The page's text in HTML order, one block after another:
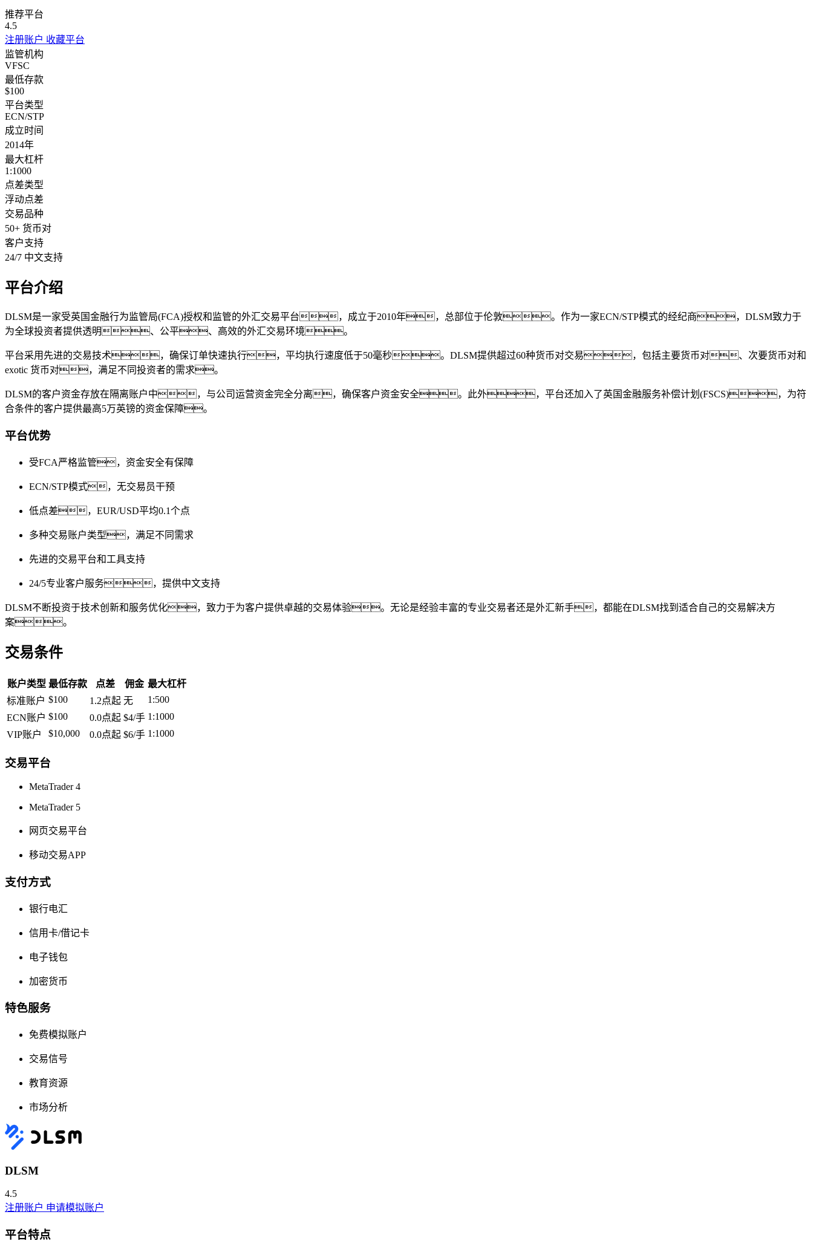
推荐平台
4.5
注册账户 收藏平台
监管机构
VFSC
最低存款
$100
平台类型
ECN/STP
成立时间
2014年
最大杠杆
1:1000
点差类型
浮动点差
交易品种
50+ 货币对
客户支持
24/7 中文支持
平台介绍
DLSM是一家受英国金融行为监管局(FCA)授权和监管的外汇交易平台，成立于2010年，总部位于伦敦。作为一家ECN/STP模式的经纪商， DLSM致力于
为全球投资者提供透明、公平、高效的外汇交易环境。
平台采用先进的交易技术，确保订单快速执行，平均执行速度低于50毫秒。 DLSM提供超过60种货币对交易，包括主要货币对、次要货币对和
exotic 货币对，满足不同投资者的需求。
DLSM的客户资金存放在隔离账户中，与公司运营资金完全分离，确保客户资金安全。此外，平台还加入了英国金融服务补偿计划(FSCS)，为符
合条件的客户提供最高5万英镑的资金保障。
平台优势
受FCA严格监管，资金安全有保障
ECN/STP模式，无交易员干预
低点差，EUR/USD平均0.1个点
多种交易账户类型，满足不同需求
先进的交易平台和工具支持
24/5专业客户服务，提供中文支持
DLSM不断投资于技术创新和服务优化，致力于为客户提供卓越的交易体验。无论是经验丰富的专业交易者还是外汇新手，都能在DLSM找到适合自己的交易解决方
案。
交易条件
账户类型 最低存款 点差 佣金 最大杠杆
标准账户 $100 1.2点起 无
1:500
ECN账户 $100 0.0点起 $4/手 1:1000
VIP账户
$10,000 0.0点起 $6/手 1:1000
交易平台
MetaTrader 4
MetaTrader 5
网页交易平台
移动交易APP
支付方式
银行电汇
信用卡/借记卡
电子钱包
加密货币
特色服务
免费模拟账户
交易信号
教育资源
市场分析
DLSM
4.5
注册账户 申请模拟账户
平台特点